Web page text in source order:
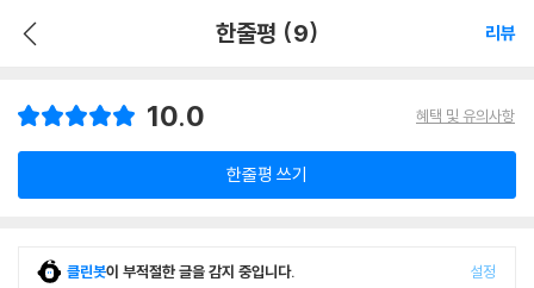
한줄평 (9) 리뷰
10.0 혜택 및 유의사항
한줄평 쓰기
클린봇이 부적절한 글을 감지 중입니다. 설정